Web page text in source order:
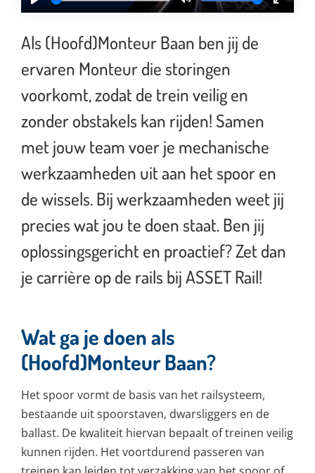
Als (Hoofd)Monteur Baan ben jij de
ervaren Monteur die storingen
voorkomt, zodat de trein veilig en
zonder obstakels kan rijden! Samen
met jouw team voer je mechanische
werkzaamheden uit aan het spoor en
de wissels. Bij werkzaamheden weet jij
precies wat jou te doen staat. Ben jij
oplossingsgericht en proactief? Zet dan
je carrière op de rails bij ASSET Rail!
P
a
y
M
t
e
E
c
e
y
Wat ga je doen als
(Hoofd)Monteur Baan?
Het spoor vormt de basis van het railsysteem,
bestaande uit spoorstaven, dwarsliggers en de
ballast. De kwaliteit hiervan bepaalt of treinen veilig
kunnen rijden. Het voortdurend passeren van